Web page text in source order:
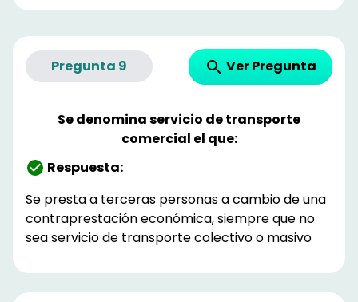
Pregunta 9 Ver Pregunta
Se denomina servicio de transporte
comercial el que:
Respuesta:
Se presta a terceras personas a cambio de una
contraprestación económica, siempre que no
sea servicio de transporte colectivo o masivo